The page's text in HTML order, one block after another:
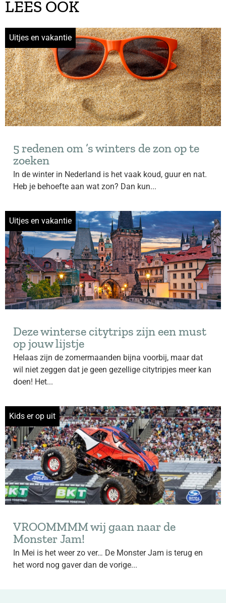
LEES OOK
Uitjes en vakantie
5 redenen om ’s winters de zon op te
zoeken
In de winter in Nederland is het vaak koud, guur en nat.
Heb je behoefte aan wat zon? Dan kun...
Uitjes en vakantie
Deze winterse citytrips zijn een must
op jouw lijstje
Helaas zijn de zomermaanden bijna voorbij, maar dat
wil niet zeggen dat je geen gezellige citytripjes meer kan
doen! Het...
Kids er op uit
VROOMMMM wij gaan naar de
Monster Jam!
In Mei is het weer zo ver… De Monster Jam is terug en
het word nog gaver dan de vorige...